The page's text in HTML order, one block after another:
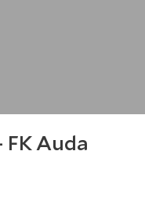
FK Auda